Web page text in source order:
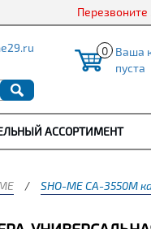
Перезвоните
0 Ваша
пуста
АССОРТИМЕНТ
/ SHO-ME CA-3550M